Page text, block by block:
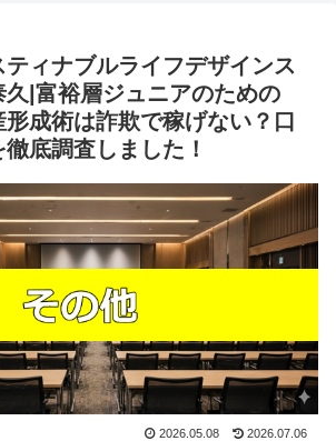
ィナブルライフデザインス
久|富裕層ジュニアのための
成術は詐欺で稼げない？口
底調査しました！
2026.05.08 2026.07.06